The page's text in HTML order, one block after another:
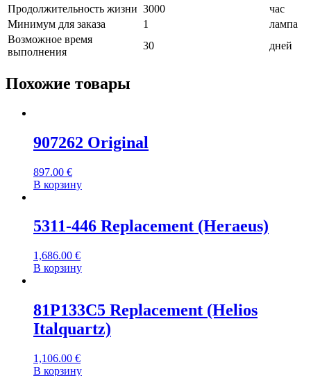
Продолжительность жизни 3000
час
Минимум для заказа
1
лампа
Возможное время
выполнения
30 дней
Похожие товары
907262 Original
897.00 €
В корзину
5311-446 Replacement (Heraeus)
1,686.00 €
В корзину
81P133C5 Replacement (Helios
Italquartz)
1,106.00 €
В корзину